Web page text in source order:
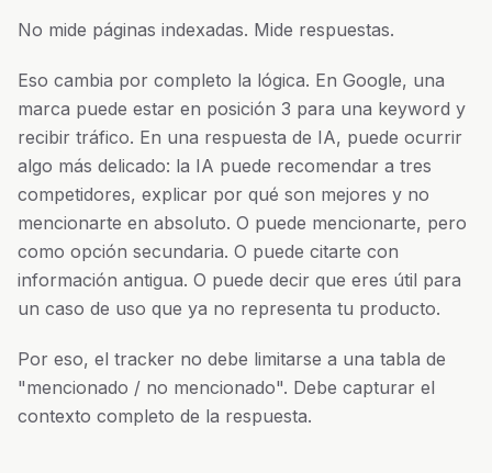
No mide páginas indexadas. Mide respuestas.
Eso cambia por completo la lógica. En Google, una
marca puede estar en posición 3 para una keyword y
recibir tráfico. En una respuesta de IA, puede ocurrir
algo más delicado: la IA puede recomendar a tres
competidores, explicar por qué son mejores y no
mencionarte en absoluto. O puede mencionarte, pero
como opción secundaria. O puede citarte con
información antigua. O puede decir que eres útil para
un caso de uso que ya no representa tu producto.
Por eso, el tracker no debe limitarse a una tabla de
"mencionado / no mencionado". Debe capturar el
contexto completo de la respuesta.